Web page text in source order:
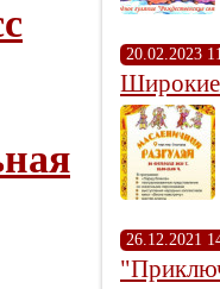
20.02.2023
Широкие
26.12.2021